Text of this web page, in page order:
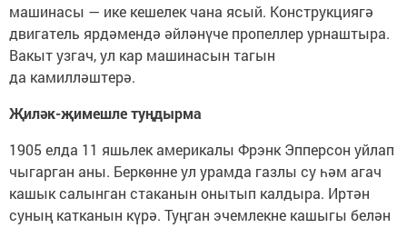
машинасы — ике кешелек чана ясый. Конструкциягә
двигатель ярдәмендә әйләнүче пропеллер урнаштыра.
Вакыт узгач, ул кар машинасын тагын
да камилләштерә.
Җиләк-җимешле туңдырма
1905 елда 11 яшьлек америкалы Фрэнк Эпперсон уйлап
чыгарган аны. Беркөнне ул урамда газлы су һәм агач
кашык салынган стаканын онытып калдыра. Иртән
суның катканын күрә. Туңган эчемлекне кашыгы белән